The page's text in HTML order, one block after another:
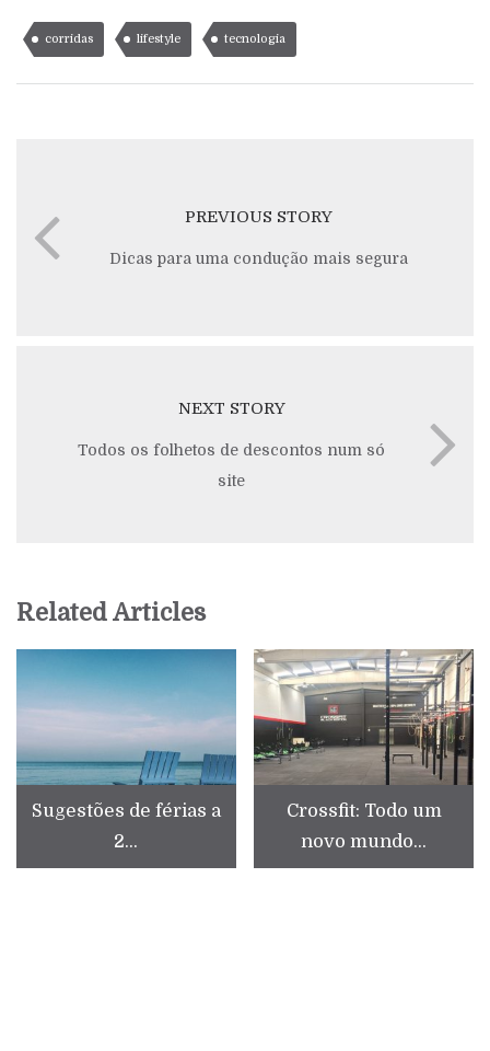
corridas lifestyle tecnologia
PREVIOUS STORY
Dicas para uma condução mais segura
NEXT STORY
Todos os folhetos de descontos num só
site
Related Articles
Sugestões de férias a
2...
Crossfit: Todo um
novo mundo...